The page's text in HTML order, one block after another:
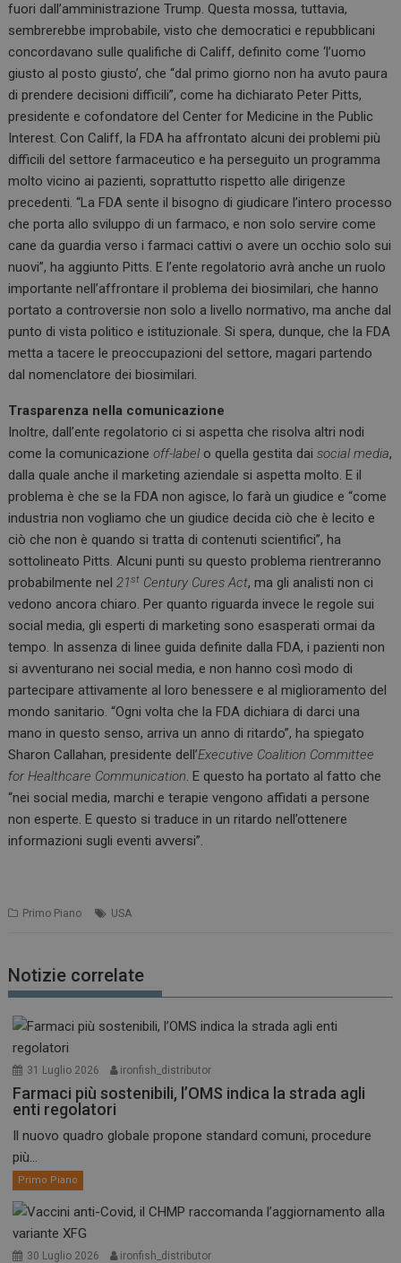
fuori dall’amministrazione Trump. Questa mossa, tuttavia,
sembrerebbe improbabile, visto che democratici e repubblicani
concordavano sulle qualifiche di Califf, definito come ‘l’uomo
giusto al posto giusto’, che “dal primo giorno non ha avuto paura
di prendere decisioni difficili”, come ha dichiarato Peter Pitts,
presidente e cofondatore del Center for Medicine in the Public
Interest. Con Califf, la FDA ha affrontato alcuni dei problemi più
difficili del settore farmaceutico e ha perseguito un programma
molto vicino ai pazienti, soprattutto rispetto alle dirigenze
precedenti. “La FDA sente il bisogno di giudicare l’intero processo
che porta allo sviluppo di un farmaco, e non solo servire come
cane da guardia verso i farmaci cattivi o avere un occhio solo sui
nuovi”, ha aggiunto Pitts. E l’ente regolatorio avrà anche un ruolo
importante nell’affrontare il problema dei biosimilari, che hanno
portato a controversie non solo a livello normativo, ma anche dal
punto di vista politico e istituzionale. Si spera, dunque, che la FDA
metta a tacere le preoccupazioni del settore, magari partendo
dal nomenclatore dei biosimilari.
Trasparenza nella comunicazione
Inoltre, dall’ente regolatorio ci si aspetta che risolva altri nodi
come la comunicazioneoff-label o quella gestita daisocial media,
dalla quale anche il marketing aziendale si aspetta molto. E il
problema è che se la FDA non agisce, lo farà un giudice e “come
industria non vogliamo che un giudice decida ciò che è lecito e
ciò che non è quando si tratta di contenuti scientifici”, ha
sottolineato Pitts. Alcuni punti su questo problema rientreranno
probabilmente nel21st Century Cures Act, ma gli analisti non ci
vedono ancora chiaro. Per quanto riguarda invece le regole sui
social media, gli esperti di marketing sono esasperati ormai da
tempo. In assenza di linee guida definite dalla FDA, i pazienti non
si avventurano nei social media, e non hanno così modo di
partecipare attivamente al loro benessere e al miglioramento del
mondo sanitario. “Ogni volta che la FDA dichiara di darci una
mano in questo senso, arriva un anno di ritardo”, ha spiegato
Sharon Callahan, presidente dell’Executive Coalition Committee
for Healthcare Communication. E questo ha portato al fatto che
“nei social media, marchi e terapie vengono affidati a persone
non esperte. E questo si traduce in un ritardo nell’ottenere
informazioni sugli eventi avversi”.
Primo Piano USA
Notizie correlate
31 Luglio 2026 ironfish_distributor
Farmaci più sostenibili, l’OMS indica la strada agli
enti regolatori
Il nuovo quadro globale propone standard comuni, procedure
più...
Primo Piano
30 Luglio 2026 ironfish_distributor